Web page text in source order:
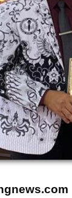
Page
, Page